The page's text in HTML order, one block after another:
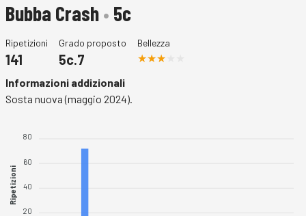
Bubba Crash• 5c
Ripetizioni
141
Grado proposto
5c.7
Bellezza
Informazioni addizionali
Sosta nuova (maggio 2024).
80
60
40
20
Ripetizioni